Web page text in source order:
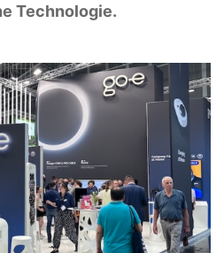
Technologie.